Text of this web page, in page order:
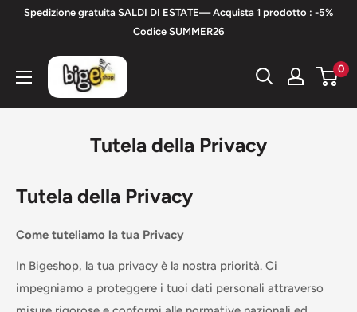
contenuto
Spedizione gratuita SALDI DI ESTATE— Acquista 1 prodotto : -5%
Codice SUMMER26
bigeshop 0
Tutela della Privacy
Tutela della Privacy
Come tuteliamo la tua Privacy
In Bigeshop, la tua privacy è la nostra priorità. Ci
impegniamo a proteggere i tuoi dati personali attraverso